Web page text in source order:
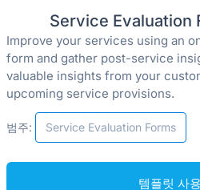
Service Evaluation
Improve your services using an
form and gather post-service
valuable insights from your
upcoming service provisions.
범주: Service Evaluation Forms
템플릿 사용